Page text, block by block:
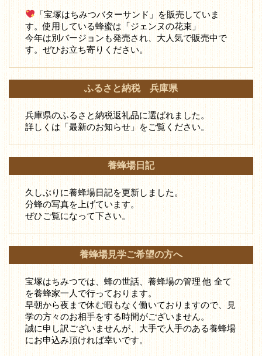
「宝塚はちみつバターサンド」を販売していま
す。使用している蜂蜜は「ジェンヌの花束」
今年は別バージョンも発売され、大人気で販売中で
す。ぜひお立ち寄りください。
ふるさと納税 兵庫県
兵庫県のふるさと納税返礼品に選ばれました。
詳しくは「最新のお知らせ」をご覧ください。
養蜂場日記
久しぶりに養蜂場日記を更新しました。
分蜂の写真を上げています。
ぜひご覧になって下さい。
養蜂場見学ご希望の方へ
宝塚はちみつでは、蜂の世話、養蜂場の管理 他 全て
を養蜂家一人で行っております。
早朝から夜まで休む暇もなく働いておりますので、見
学の方々のお相手をする時間がございません。
誠に申し訳ございませんが、大手で人手のある養蜂場
にお申込み頂ければ幸いです。